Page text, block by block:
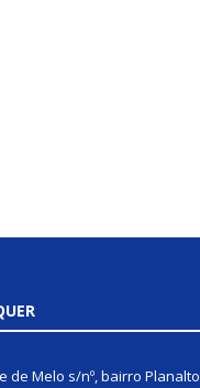
de Melo s/nº, bairro Planalto